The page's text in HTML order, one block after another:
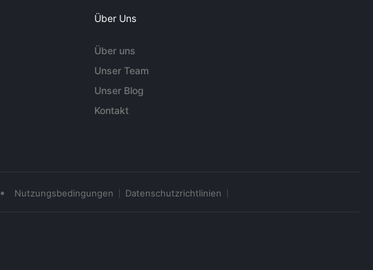
Über Uns
Über uns
Unser Team
Unser Blog
Kontakt
• Nutzungsbedingungen Datenschutzrichtlinien